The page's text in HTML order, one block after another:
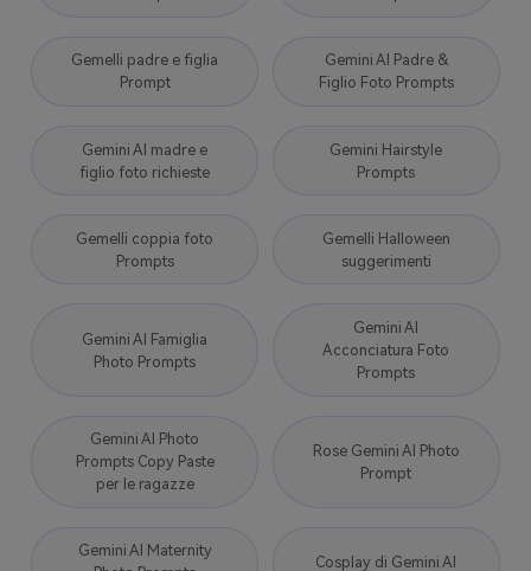
Gemelli padre e figlia
Prompt
Gemini AI Padre &
Figlio Foto Prompts
Gemini AI madre e
figlio foto richieste
Gemini Hairstyle
Prompts
Gemelli coppia foto
Prompts
Gemelli Halloween
suggerimenti
Gemini AI Famiglia
Photo Prompts
Gemini AI
Acconciatura Foto
Prompts
Gemini AI Photo
Prompts Copy Paste
per le ragazze
Rose Gemini AI Photo
Prompt
Gemini AI Maternity
Cosplay di Gemini AI